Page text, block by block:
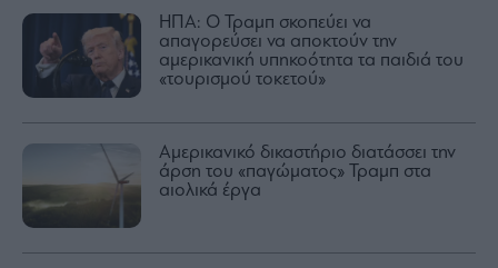
ΗΠΑ: Ο Τραμπ σκοπεύει να
απαγορεύσει να αποκτούν την
αμερικανική υπηκοότητα τα παιδιά του
«τουρισμού τοκετού»
Αμερικανικό δικαστήριο διατάσσει την
άρση του «παγώματος» Τραμπ στα
αιολικά έργα